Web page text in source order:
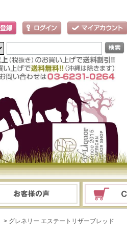
> グレネリー エステートリザーブレッド